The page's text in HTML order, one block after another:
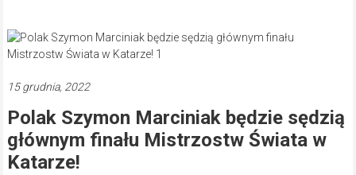
15 grudnia, 2022
Polak Szymon Marciniak będzie sędzią
głównym finału Mistrzostw Świata w
Katarze!